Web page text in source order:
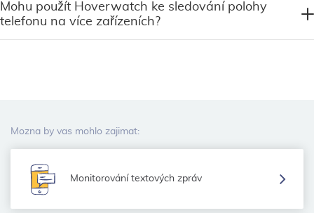
Mohu použít Hoverwatch ke sledování polohy
telefonu na více zařízeních?
Mozna by vas mohlo zajimat:
Monitorování textových zpráv